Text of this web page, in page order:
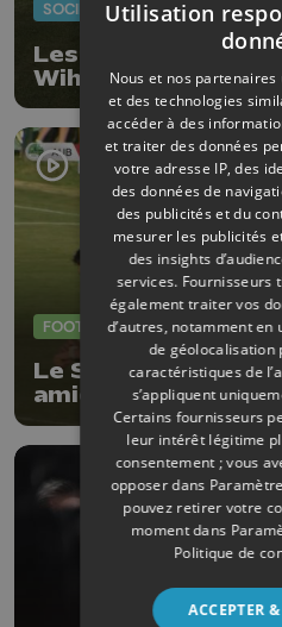
SOCIÉTÉ
Les gens du
Wihogne
FOOTBALL
Le Standard
amical à Aubel
Utilisation
Nous et nos
et des technologies
accéder à des
et traiter des données
votre adresse IP, des
des données de
des publicités et du
mesurer les publicités
des insights
services. Fournisseurs
également traiter vos
d’autres, notamment en
de géolocalisation
caractéristiques de
s’appliquent
Certains fournisseurs
leur intérêt légitime
consentement ; vous
opposer dans
pouvez retirer votre
moment dans
Politique de
ACCEPTER